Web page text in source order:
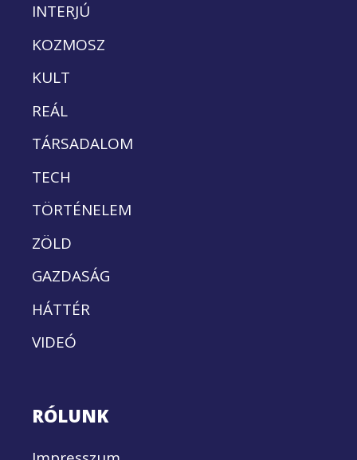
INTERJÚ
KOZMOSZ
KULT
REÁL
TÁRSADALOM
TECH
TÖRTÉNELEM
ZÖLD
GAZDASÁG
HÁTTÉR
VIDEÓ
RÓLUNK